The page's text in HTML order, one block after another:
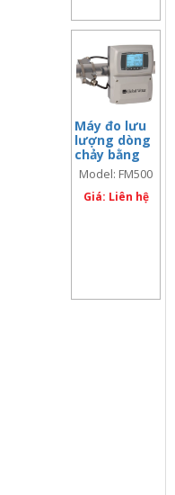
Máy đo lưu
lượng dòng
chảy bằng
sóng siêu
âm – FM500
(code:
Model: FM500
(code: FM500-P)
Giá: Liên hệ